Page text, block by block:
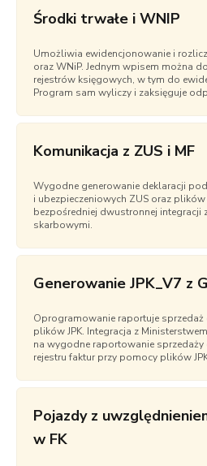
Środki trwałe i WNIP
Umożliwia ewidencjonowanie i
oraz WNiP. Jednym wpisem można dodać fakturę do wszystkich
rejestrów księgowych, w tym do
Program sam wyliczy i zaksięguje
Komunikacja z ZUS i MF
Wygodne generowanie deklaracji
i ubezpieczeniowych ZUS oraz plików JPK. To wszystko
bezpośredniej dwustronnej integracji
skarbowymi.
Generowanie JPK_V7 z
Oprogramowanie raportuje
plików JPK. Integracja z
na wygodne raportowanie
rejestru faktur przy pomocy plików
Pojazdy z
w FK